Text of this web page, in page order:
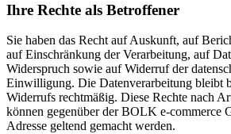
Ihre Rechte als Betroffener
Sie haben das Recht auf Auskunft, auf
auf Einschränkung der Verarbeitung, auf
Widerspruch sowie auf Widerruf der
Einwilligung. Die Datenverarbeitung bleibt
Widerrufs rechtmäßig. Diese Rechte nach
können gegenüber der BOLK e-commerce
Adresse geltend gemacht werden.